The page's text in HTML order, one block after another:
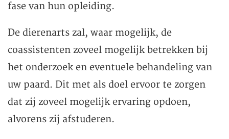
fase van hun opleiding.
De dierenarts zal, waar mogelijk, de
coassistenten zoveel mogelijk betrekken bij
het onderzoek en eventuele behandeling van
uw paard. Dit met als doel ervoor te zorgen
dat zij zoveel mogelijk ervaring opdoen,
alvorens zij afstuderen.